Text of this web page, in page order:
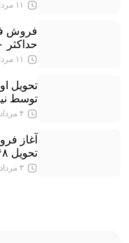
۱۱ مرداد ۱۴۰۵
حداکثر ۲۰ روزه و قیمت قطعی
۱۱ مرداد ۱۴۰۵
توسط
۴ مرداد ۱۴۰۵
آغاز
تحویل ۴۸ ساعته!
۳ مرداد ۱۴۰۵